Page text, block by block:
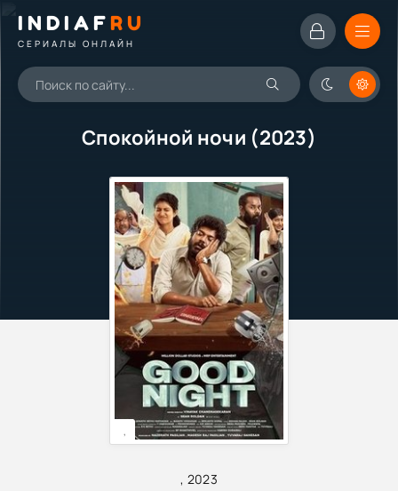
INDIAFRU
СЕРИАЛЫ ОНЛАЙН
Спокойной ночи (2023)
, 2023
,